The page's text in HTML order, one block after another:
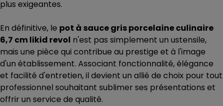
plus exigeantes.
En définitive, le pot à sauce gris porcelaine culinaire
6,7 cm likid revol n'est pas simplement un ustensile,
mais une pièce qui contribue au prestige et à l'image
d'un établissement. Associant fonctionnalité, élégance
et facilité d'entretien, il devient un allié de choix pour tout
professionnel souhaitant sublimer ses présentations et
offrir un service de qualité.